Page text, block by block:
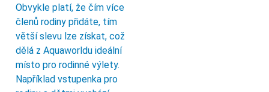
Obvykle platí, že čím více
členů rodiny přidáte, tím
větší slevu lze získat, což
dělá z Aquaworldu ideální
místo pro rodinné výlety.
Například vstupenka pro